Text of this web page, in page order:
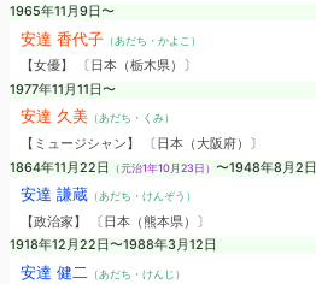
1965年11月9日〜
安達 香代子（あだち・かよこ）
【女優】 〔日本（栃木県）〕
1977年11月11日〜
安達 久美（あだち・くみ）
【ミュージシャン】 〔日本（大阪府）〕
1864年11月22日
（元治1年10月23日） 〜1948年8月2日
安達 謙蔵（あだち・けんぞう）
【政治家】 〔日本（熊本県）〕
1918年12月22日〜1988年3月12日
安達 健二 （あだち・けんじ）